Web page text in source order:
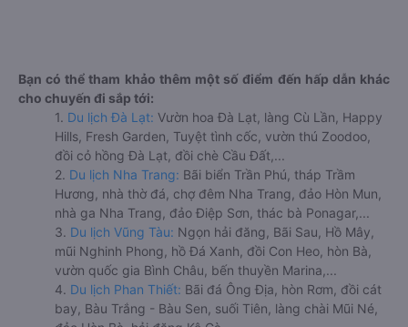
Bạn có thể tham khảo thêm một số điểm đến hấp dẫn khác
cho chuyến đi sắp tới:
1. Du lịch Đà Lạt: Vườn hoa Đà Lạt, làng Cù Lần, Happy
Hills, Fresh Garden, Tuyệt tình cốc, vườn thú Zoodoo,
đồi cỏ hồng Đà Lạt, đồi chè Cầu Đất,...
2. Du lịch Nha Trang: Bãi biển Trần Phú, tháp Trầm
Hương, nhà thờ đá, chợ đêm Nha Trang, đảo Hòn Mun,
nhà ga Nha Trang, đảo Điệp Sơn, thác bà Ponagar,...
3. Du lịch Vũng Tàu: Ngọn hải đăng, Bãi Sau, Hồ Mây,
mũi Nghinh Phong, hồ Đá Xanh, đồi Con Heo, hòn Bà,
vườn quốc gia Bình Châu, bến thuyền Marina,...
4. Du lịch Phan Thiết: Bãi đá Ông Địa, hòn Rơm, đồi cát
bay, Bàu Trắng - Bàu Sen, suối Tiên, làng chài Mũi Né,